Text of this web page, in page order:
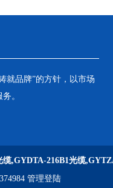
就品牌”的方针，以市场
。
,GYDTA-216B1光缆
管理登陆